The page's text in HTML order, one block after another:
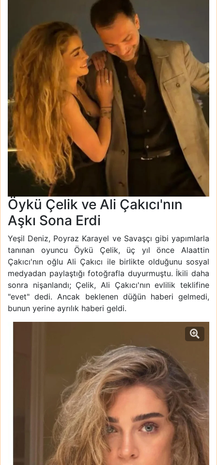
Öykü Çelik ve Ali Çakıcı'nın
Aşkı Sona Erdi
Yeşil Deniz, Poyraz Karayel ve Savaşçı gibi yapımlarla
tanınan oyuncu Öykü Çelik, üç yıl önce Alaattin
Çakıcı'nın oğlu Ali Çakıcı ile birlikte olduğunu sosyal
medyadan paylaştığı fotoğrafla duyurmuştu. İkili daha
sonra nişanlandı; Çelik, Ali Çakıcı'nın evlilik teklifine
"evet" dedi. Ancak beklenen düğün haberi gelmedi,
bunun yerine ayrılık haberi geldi.